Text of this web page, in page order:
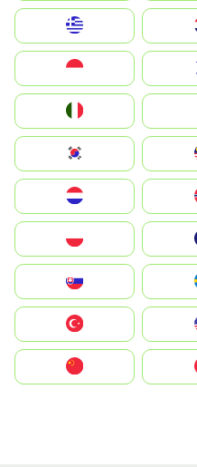
Magyarország
South Korea
United States
中國香港特別行政區